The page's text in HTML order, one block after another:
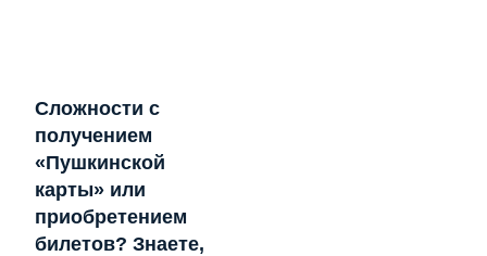
Сложности с
получением
«Пушкинской
карты» или
приобретением
билетов? Знаете,